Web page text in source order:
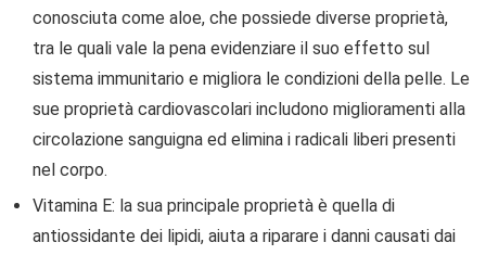
conosciuta come aloe, che possiede diverse proprietà,
tra le quali vale la pena evidenziare il suo effetto sul
sistema immunitario e migliora le condizioni della pelle. Le
sue proprietà cardiovascolari includono miglioramenti alla
circolazione sanguigna ed elimina i radicali liberi presenti
nel corpo.
Vitamina E: la sua principale proprietà è quella di
antiossidante dei lipidi, aiuta a riparare i danni causati dai